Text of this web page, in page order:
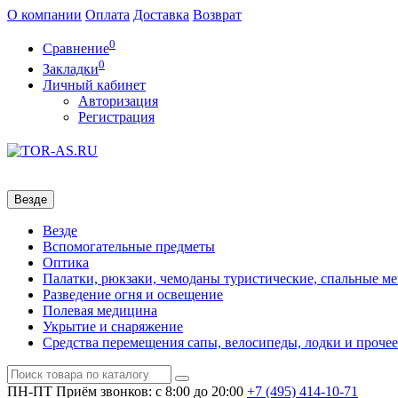
О компании Оплата Доставка Возврат
Сравнение0
Закладки0
Личный кабинет
Авторизация
Регистрация
Везде
Везде
Вспомогательные предметы
Оптика
Палатки, рюкзаки, чемоданы туристические, спальные
Разведение огня и освещение
Полевая медицина
Укрытие и снаряжение
Средства перемещения сапы, велосипеды, лодки и прочее
ПН-ПТ Приём звонков: с 8:00 до 20:00 +7 (495) 414-10-71